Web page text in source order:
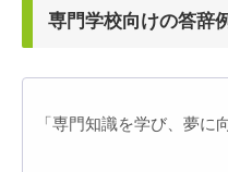
専門学校向けの答辞
「専門知識を学び、夢に